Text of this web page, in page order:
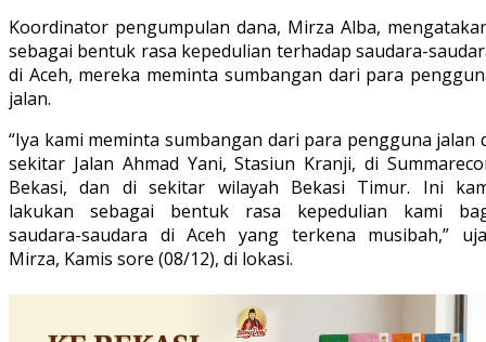
Koordinator pengumpulan dana, Mirza Alba,
sebagai bentuk rasa kepedulian terhadap saudara-
di Aceh, mereka meminta sumbangan dari para
jalan.
“Iya kami meminta sumbangan dari para pengguna jalan
sekitar Jalan Ahmad Yani, Stasiun Kranji, di
Bekasi, dan di sekitar wilayah Bekasi Timur. Ini
lakukan sebagai bentuk rasa kepedulian kami
saudara-saudara di Aceh yang terkena musibah,”
Mirza, Kamis sore (08/12), di lokasi.